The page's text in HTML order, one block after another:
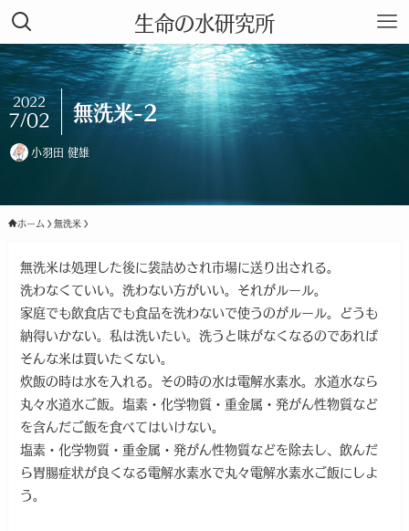
生命の水研究所
無洗米-2
2022
7/02
小羽田 健雄
ホーム 無洗米
無洗米は処理した後に袋詰めされ市場に送り出される。
洗わなくていい。洗わない方がいい。それがルール。
家庭でも飲食店でも食品を洗わないで使うのがルール。どうも
納得いかない。私は洗いたい。洗うと味がなくなるのであれば
そんな米は買いたくない。
炊飯の時は水を入れる。その時の水は電解水素水。水道水なら
丸々水道水ご飯。塩素・化学物質・重金属・発がん性物質など
を含んだご飯を食べてはいけない。
塩素・化学物質・重金属・発がん性物質などを除去し、飲んだ
ら胃腸症状が良くなる電解水素水で丸々電解水素水ご飯にしよ
う。